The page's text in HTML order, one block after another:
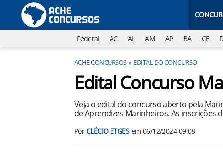
Federal AC AL AM AP BA CE
ACHE CONCURSOS EDITAL DO CONCURSO
Edital Concurso
Veja o edital do concurso aberto pela
de Aprendizes-Marinheiros. As inscrições
PorCLÉCIO ETGESem 06/12/2024 09:08